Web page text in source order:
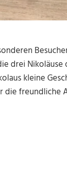
drei Nikoläuse
kleine
freundliche